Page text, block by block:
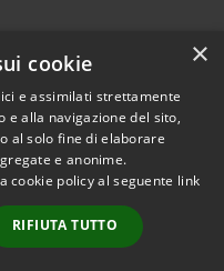
Copyright © 2026 • Comune di
Dalmine • Powered by
Municipium•
Admin
access
×
cookie
e assimilati strettamente
e alla navigazione del sito,
al solo fine di elaborare
e anonime.
cookie policy al seguente link
RIFIUTA TUTTO